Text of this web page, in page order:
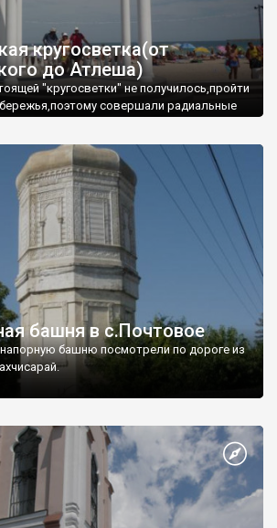
кругосветка(от
до Атлеша)
"кругосветки" не получилось,пройти
совершали радиальные
башня в с.Почтовое
башню посмотрели по дороге из